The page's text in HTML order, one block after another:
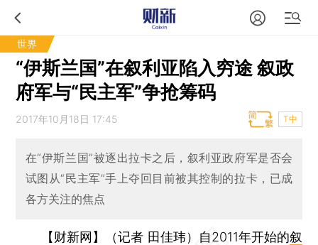
世界
“伊斯兰国”在叙利亚陷入穷途 叙政
府军与“民主军”争抢筹码
2017年10月18日 17:45 T中
在“伊斯兰国”被逐出拉卡之后，叙利亚政府军是否会
试图从“民主军”手上夺回目前被其控制的拉卡，已成
各方关注的焦点
【财新网】（记者 田佳玮） 自2011年开始的叙